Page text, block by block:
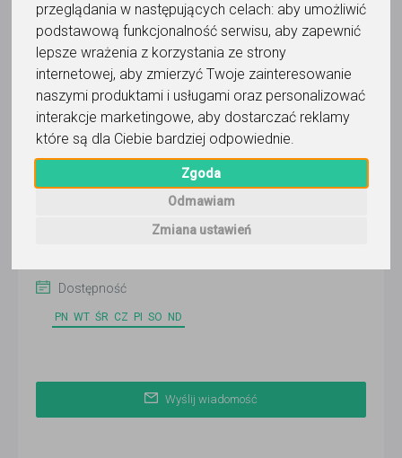
przeglądania w następujących celach: aby umożliwić
podstawową funkcjonalność serwisu, aby zapewnić
lepsze wrażenia z korzystania ze strony
internetowej, aby zmierzyć Twoje zainteresowanie
naszymi produktami i usługami oraz personalizować
interakcje marketingowe, aby dostarczać reklamy
które są dla Ciebie bardziej odpowiednie.
Zgoda
Odmawiam
Zmiana ustawień
Aleksandra Banerska
Wyślij wiadomość
Ostatnia aktywność:
ponad 3 miesiące temu
Dostępność
PN WT ŚR CZ PI SO ND
Wyślij wiadomość